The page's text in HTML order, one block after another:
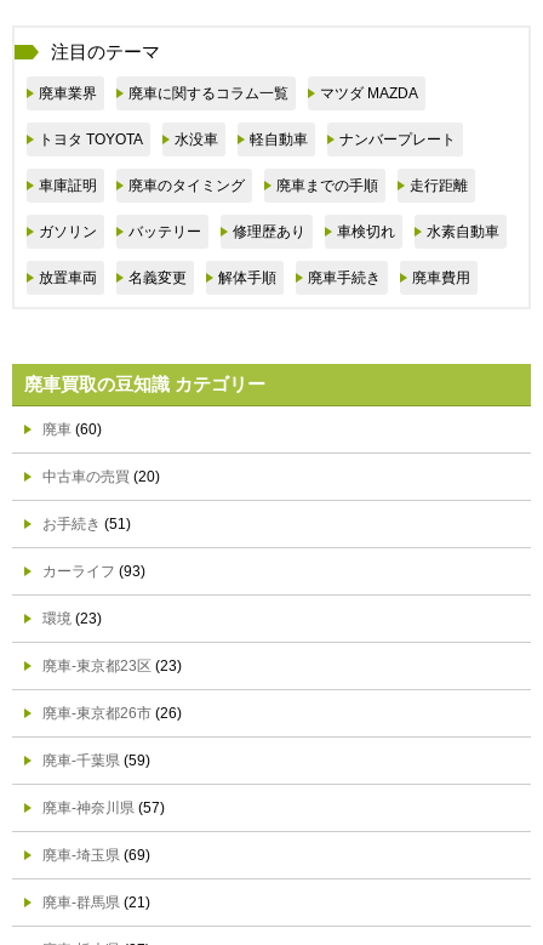
注目のテーマ
廃車業界 廃車に関するコラム一覧 マツダ MAZDA
トヨタ TOYOTA 水没車 軽自動車 ナンバープレート
車庫証明 廃車のタイミング 廃車までの手順 走行距離
ガソリン バッテリー 修理歴あり 車検切れ 水素自動車
放置車両 名義変更 解体手順 廃車手続き 廃車費用
廃車買取の豆知識 カテゴリー
廃車 (60)
中古車の売買 (20)
お手続き (51)
カーライフ (93)
環境 (23)
廃車-東京都23区 (23)
廃車-東京都26市 (26)
廃車-千葉県 (59)
廃車-神奈川県 (57)
廃車-埼玉県 (69)
廃車-群馬県 (21)